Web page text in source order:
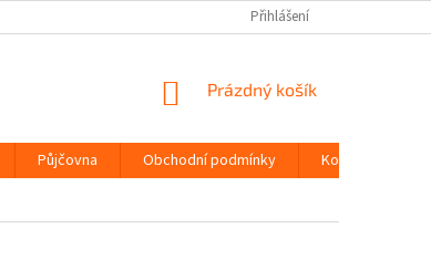
Přihlášení
NÁKUPNÍ
Prázdný košík
Půjčovna Obchodní podmínky
Kontakty